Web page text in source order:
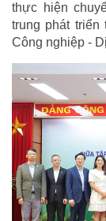
thực hiện
trung phát
Công nghiệp -